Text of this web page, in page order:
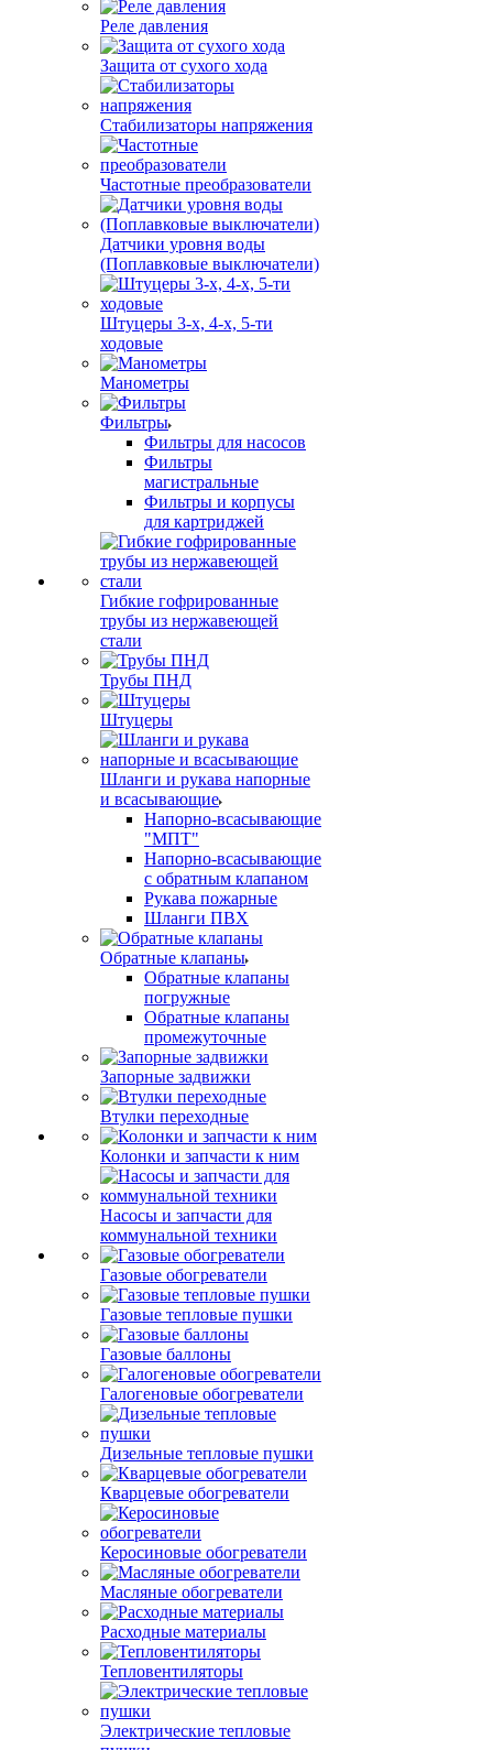
Реле давления
Защита от сухого хода
Стабилизаторы напряжения
Частотные преобразователи
Датчики уровня воды
(Поплавковые выключатели)
Штуцеры 3-х, 4-х, 5-ти
ходовые
Манометры
Фильтры
Фильтры для насосов
Фильтры
магистральные
Фильтры и корпусы
для картриджей
Гибкие гофрированные
трубы из нержавеющей
стали
Трубы ПНД
Штуцеры
Шланги и рукава напорные
и всасывающие
Напорно-всасывающие
"МПТ"
Напорно-всасывающие
с обратным клапаном
Рукава пожарные
Шланги ПВХ
Обратные клапаны
Обратные клапаны
погружные
Обратные клапаны
промежуточные
Запорные задвижки
Втулки переходные
Колонки и запчасти к ним
Насосы и запчасти для
коммунальной техники
Газовые обогреватели
Газовые тепловые пушки
Газовые баллоны
Галогеновые обогреватели
Дизельные тепловые пушки
Кварцевые обогреватели
Керосиновые обогреватели
Масляные обогреватели
Расходные материалы
Тепловентиляторы
Электрические тепловые